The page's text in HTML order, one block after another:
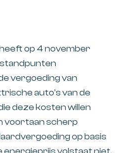
op 4 november
vergoeding van
auto's van de
deze kosten willen
voortaan scherp
op basis